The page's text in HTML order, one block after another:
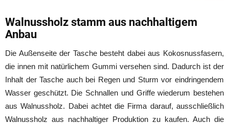
Walnussholz stamm aus nachhaltigem
Anbau
Die Außenseite der Tasche besteht dabei aus Kokosnussfasern,
die innen mit natürlichem Gummi versehen sind. Dadurch ist der
Inhalt der Tasche auch bei Regen und Sturm vor eindringendem
Wasser geschützt. Die Schnallen und Griffe wiederum bestehen
aus Walnussholz. Dabei achtet die Firma darauf, ausschließlich
Walnussholz aus nachhaltiger Produktion zu kaufen. Auch die